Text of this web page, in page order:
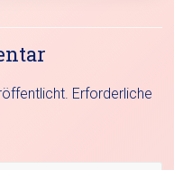
Erforderliche